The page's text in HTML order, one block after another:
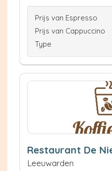
Prijs van Espresso
Prijs van Cappuccino
Type
Restaurant De
Leeuwarden